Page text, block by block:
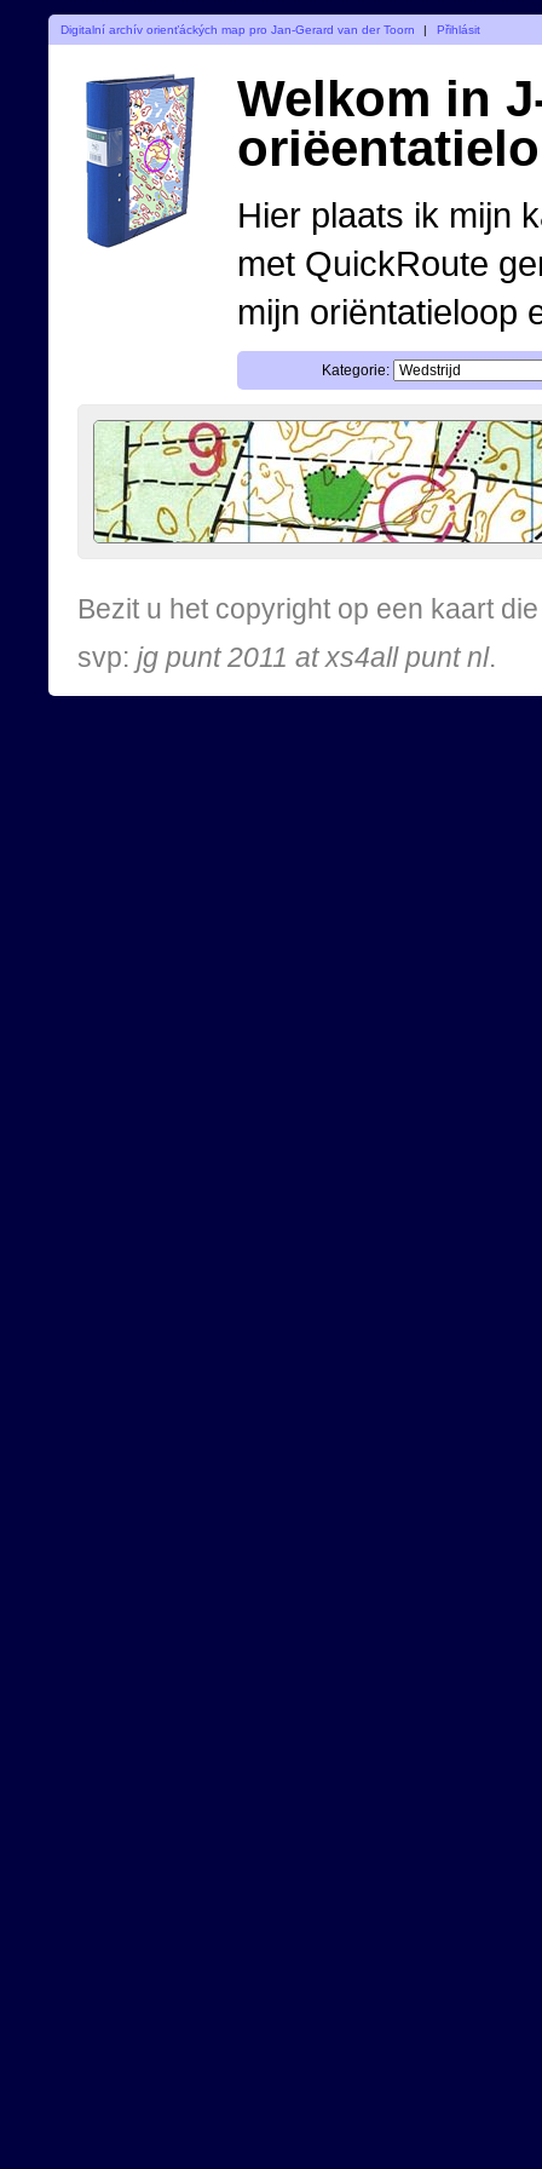
Digitalní archív orienťáckých map pro Jan-Gerard van der Toorn | Přihlásit
Welkom in
Hier plaats ik mijn
met QuickRoute
mijn oriëntatieloop
Kategorie:
Bezit u het copyright op een kaart
svp: jg punt 2011 at xs4all punt nl.